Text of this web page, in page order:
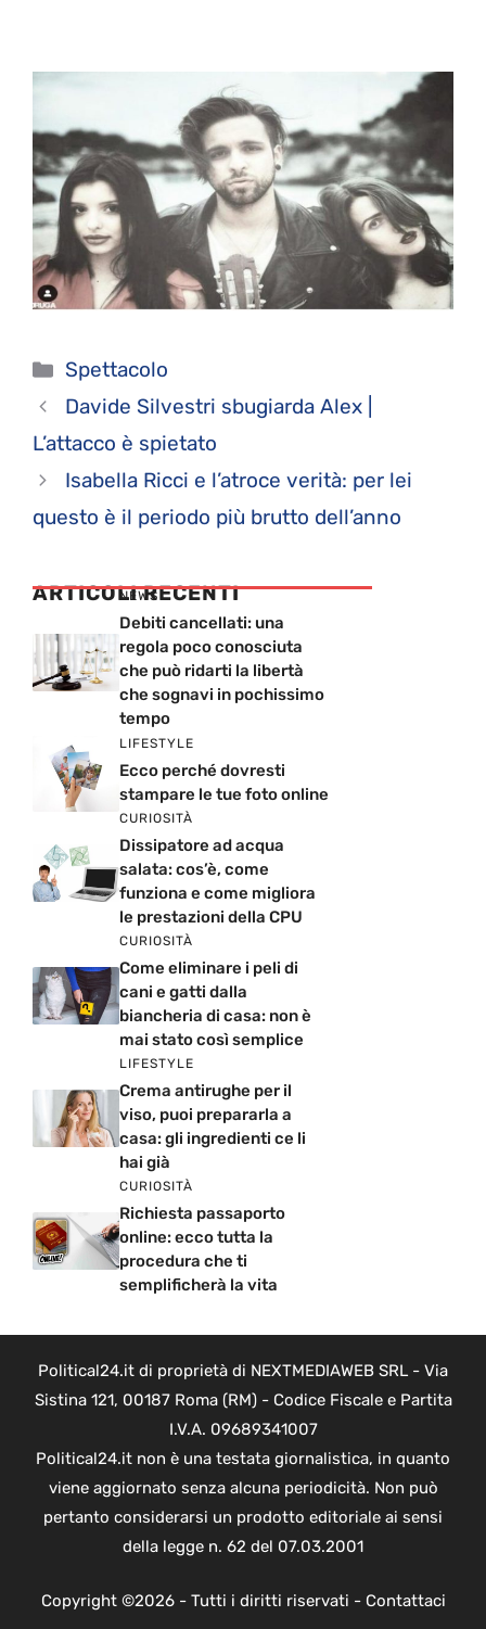
Categorie
Spettacolo
Davide Silvestri sbugiarda Alex |
L’attacco è spietato
Isabella Ricci e l’atroce verità: per lei
questo è il periodo più brutto dell’anno
ARTICOLI RECENTI
NEWS
Debiti cancellati: una
regola poco conosciuta
che può ridarti la libertà
che sognavi in pochissimo
tempo
LIFESTYLE
Ecco perché dovresti
stampare le tue foto online
CURIOSITÀ
Dissipatore ad acqua
salata: cos’è, come
funziona e come migliora
le prestazioni della CPU
CURIOSITÀ
Come eliminare i peli di
cani e gatti dalla
biancheria di casa: non è
mai stato così semplice
LIFESTYLE
Crema antirughe per il
viso, puoi prepararla a
casa: gli ingredienti ce li
hai già
CURIOSITÀ
Richiesta passaporto
online: ecco tutta la
procedura che ti
semplificherà la vita
Political24.it di proprietà di NEXTMEDIAWEB SRL - Via
Sistina 121, 00187 Roma (RM) - Codice Fiscale e Partita
I.V.A. 09689341007
Political24.it non è una testata giornalistica, in quanto
viene aggiornato senza alcuna periodicità. Non può
pertanto considerarsi un prodotto editoriale ai sensi
della legge n. 62 del 07.03.2001
Copyright ©2026 - Tutti i diritti riservati - Contattaci